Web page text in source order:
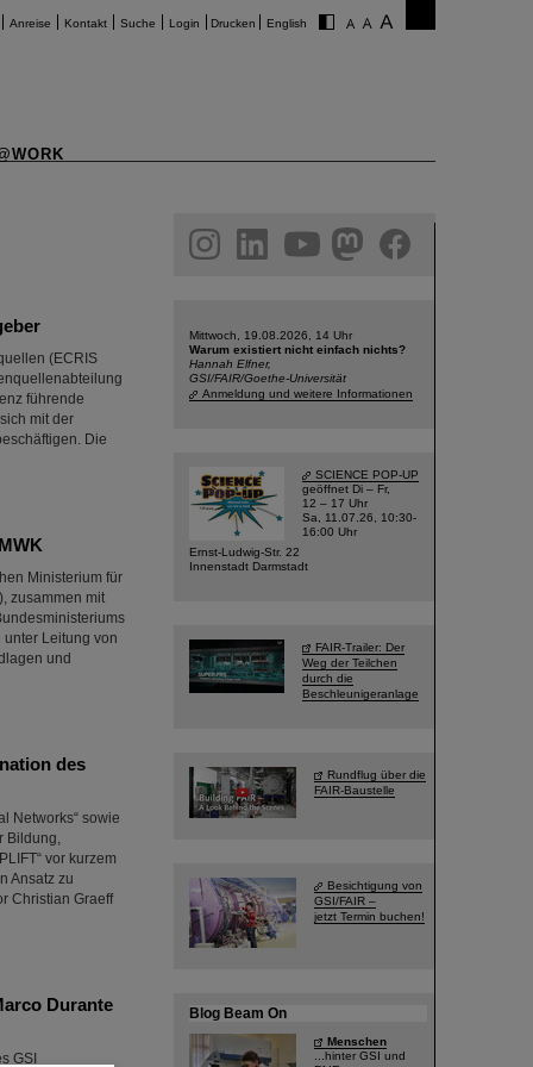
Anreise Kontakt Suche Login Drucken English
(ECRIS
führende
mit der
Die
Ministerium für
zusammen mit
Leitung von
und
des
Networks“ sowie
Bildung,
vor kurzem
Ansatz zu
Christian Graeff
Durante
GSI
facebook
Mittwoch, 19.08.2026, 14 Uhr
Warum existiert nicht einfach nichts?
Hannah Elfner,
GSI/FAIR/Goethe-Universität
Anmeldung und weitere Informationen
SCIENCE POP-UP
geöffnet Di – Fr,
12 – 17 Uhr
Sa, 11.07.26, 10:30-
16:00 Uhr
Ernst-Ludwig-Str. 22
Innenstadt Darmstadt
FAIR-Trailer: Der
Weg der Teilchen
durch die
Beschleunigeranlage
Rundflug über die
FAIR-Baustelle
Besichtigung von
GSI/FAIR –
jetzt Termin buchen!
Blog Beam On
Menschen
...hinter GSI und